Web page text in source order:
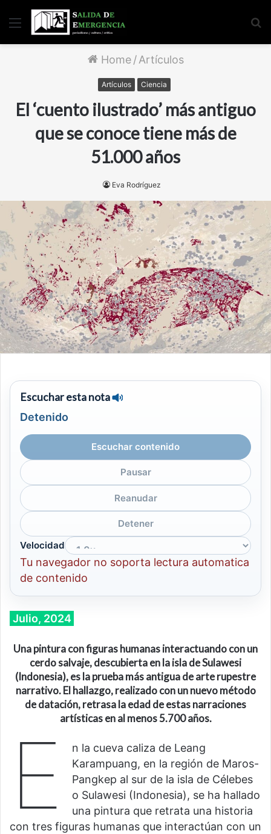
Menu
Home /Artículos
Artículos Ciencia
El ‘cuento ilustrado’ más antiguo
que se conoce tiene más de
51.000 años
Eva Rodríguez
Escuchar esta nota
Detenido
Escuchar contenido
Pausar
Reanudar
Detener
Velocidad
Tu navegador no soporta lectura automatica
de contenido
Julio, 2024
Una pintura con figuras humanas interactuando con un
cerdo salvaje, descubierta en la isla de Sulawesi
(Indonesia), es la prueba más antigua de arte rupestre
narrativo. El hallazgo, realizado con un nuevo método
de datación, retrasa la edad de estas narraciones
artísticas en al menos 5.700 años.
E
n la cueva caliza de Leang
Karampuang, en la región de Maros-
Pangkep al sur de la isla de Célebes
o Sulawesi (Indonesia), se ha hallado
una pintura que retrata una historia
con tres figuras humanas que interactúan con un